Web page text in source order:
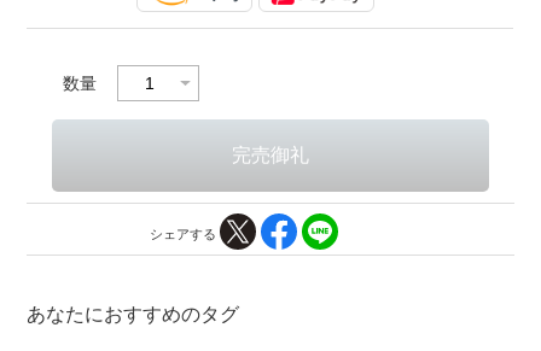
数量
シェアする
あなたにおすすめのタグ